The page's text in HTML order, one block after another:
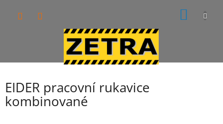
EIDER pracovní rukavice
kombinované